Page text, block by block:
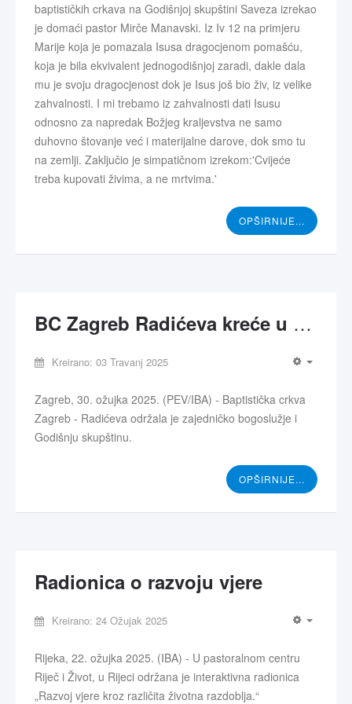
baptističkih crkava na Godišnjoj skupštini Saveza izrekao
je domaći pastor Mirče Manavski. Iz Iv 12 na primjeru
Marije koja je pomazala Isusa dragocjenom pomašću,
koja je bila ekvivalent jednogodišnjoj zaradi, dakle dala
mu je svoju dragocjenost dok je Isus još bio živ, iz velike
zahvalnosti. I mi trebamo iz zahvalnosti dati Isusu
odnosno za napredak Božjeg kraljevstva ne samo
duhovno štovanje već i materijalne darove, dok smo tu
na zemlji. Zaključio je simpatičnom izrekom:'Cvijeće
treba kupovati živima, a ne mrtvima.'
OPŠIRNIJE...
BC Zagreb Radićeva kreće u novi projekt 'Kairos'
Kreirano: 03 Travanj 2025
Zagreb, 30. ožujka 2025. (PEV/IBA) - Baptistička crkva
Zagreb - Radićeva održala je zajedničko bogoslužje i
Godišnju skupštinu.
OPŠIRNIJE...
Radionica o razvoju vjere
Kreirano: 24 Ožujak 2025
Rijeka, 22. ožujka 2025. (IBA) - U pastoralnom centru
Riječ i Život, u Rijeci održana je interaktivna radionica
„Razvoj vjere kroz različita životna razdoblja.“